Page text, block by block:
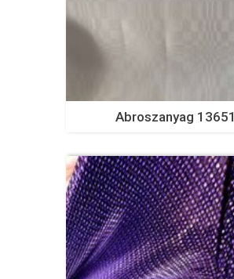
Abroszanyag 13651